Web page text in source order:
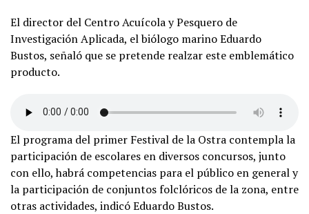
El director del Centro Acuícola y Pesquero de
Investigación Aplicada, el biólogo marino Eduardo
Bustos, señaló que se pretende realzar este emblemático
producto.
El programa del primer Festival de la Ostra contempla la
participación de escolares en diversos concursos, junto
con ello, habrá competencias para el público en general y
la participación de conjuntos folclóricos de la zona, entre
otras actividades, indicó Eduardo Bustos.